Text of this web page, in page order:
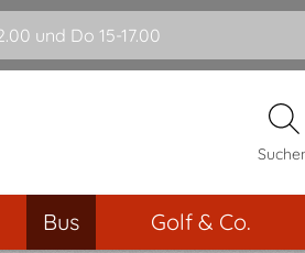
und Do 15-17.00
Bus Golf & Co.